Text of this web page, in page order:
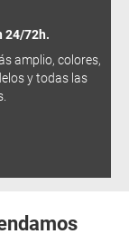
24/72h.
amplio, colores,
y todas las